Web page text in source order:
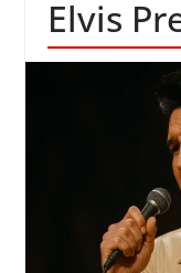
Elvis